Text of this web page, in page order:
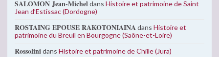
SALOMON Jean-Micheldans Histoire et patrimoine de Saint
Jean d’Estissac (Dordogne)
ROSTAING EPOUSE RAKOTONIAINAdans Histoire et
patrimoine du Breuil en Bourgogne (Saône-et-Loire)
Rossolinidans Histoire et patrimoine de Chille (Jura)